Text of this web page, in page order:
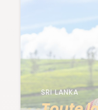
SRI LANKA